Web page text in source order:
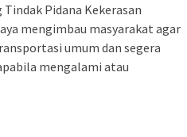
Pidana Kekerasan
mengimbau masyarakat agar
umum dan segera
mengalami atau